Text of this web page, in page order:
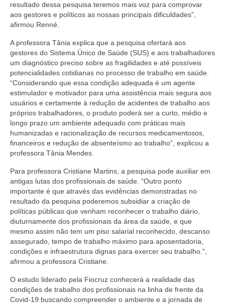
Para Você
Clube de Vantagens
Valores dos serviços
Reserva de auditório
Notícias
Ouvidoria
Contatos
Fale Conosco
NEP
resultado dessa pesquisa teremos mais voz para comprovar
aos gestores e políticos as nossas principais dificuldades”,
afirmou Renné.
A professora Tânia explica que a pesquisa ofertará aos
gestores do Sistema Único de Saúde (SUS) e aos trabalhadores
um diagnóstico preciso sobre as fragilidades e até possíveis
potencialidades cotidianas no processo de trabalho em saúde.
“Considerando que essa condição adequada é um agente
estimulador e motivador para uma assistência mais segura aos
usuários e certamente à redução de acidentes de trabalho aos
próprios trabalhadores, o produto poderá ser a curto, médio e
longo prazo um ambiente adequado com práticas mais
humanizadas e racionalização de recursos medicamentosos,
financeiros e redução de absenteísmo ao trabalho”, explicou a
professora Tânia Mendes.
Para professora Cristiane Martins, a pesquisa pode auxiliar em
antigas lutas dos profissionais de saúde. “Outro ponto
importante é que através das evidências demonstradas no
resultado da pesquisa poderemos subsidiar a criação de
políticas públicas que venham reconhecer o trabalho diário,
diuturnamente dos profissionais da área da saúde, e que
mesmo assim não tem um piso salarial reconhecido, descanso
assegurado, tempo de trabalho máximo para aposentadoria,
condições e infraestrutura dignas para exercer seu trabalho.”,
afirmou a professora Cristiane.
O estudo liderado pela Fiocruz conhecerá a realidade das
condições de trabalho dos profissionais na linha de frente da
Covid-19 buscando compreender o ambiente e a jornada de